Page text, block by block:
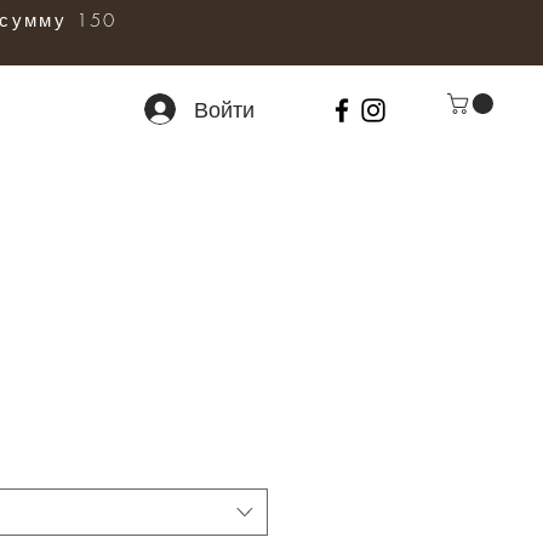
Войти
150